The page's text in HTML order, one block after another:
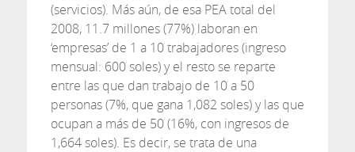
(servicios). Más aún, de esa PEA total del
2008, 11.7 millones (77%) laboran en
‘empresas’ de 1 a 10 trabajadores (ingreso
mensual: 600 soles) y el resto se reparte
entre las que dan trabajo de 10 a 50
personas (7%, que gana 1,082 soles) y las que
ocupan a más de 50 (16%, con ingresos de
1,664 soles). Es decir, se trata de una